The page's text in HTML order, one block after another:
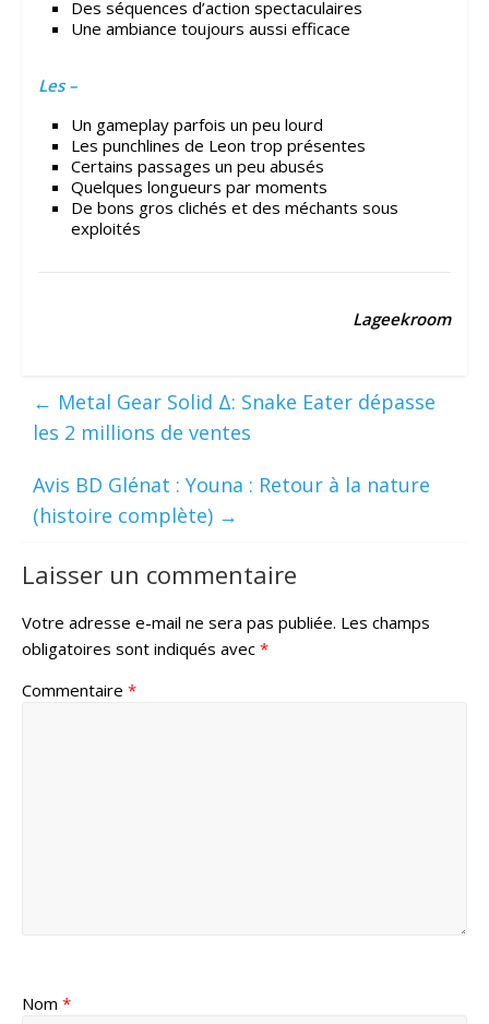
Des séquences d’action spectaculaires
Une ambiance toujours aussi efficace
Les –
Un gameplay parfois un peu lourd
Les punchlines de Leon trop présentes
Certains passages un peu abusés
Quelques longueurs par moments
De bons gros clichés et des méchants sous
exploités
Lageekroom
← Metal Gear Solid Δ: Snake Eater dépasse
les 2 millions de ventes
Avis BD Glénat : Youna : Retour à la nature
(histoire complète) →
Laisser un commentaire
Votre adresse e-mail ne sera pas publiée. Les champs
obligatoires sont indiqués avec *
Commentaire *
Nom *